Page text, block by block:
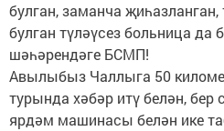
булган, заманча
булган түләүсез больница да
шәһәрендәге БСМП!
Авылыбыз Чаллыга 50
турында хәбәр итү белән,
ярдәм машинасы белән ике